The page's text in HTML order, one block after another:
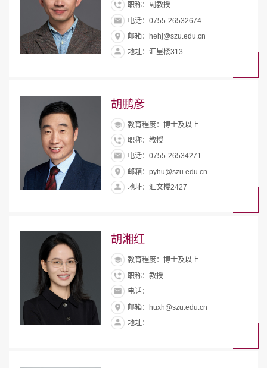
职称：副教授
电话：0755-26532674
邮箱：hehj@szu.edu.cn
地址：汇星楼313
胡鹏彦
教育程度：博士及以上
职称：教授
电话：0755-26534271
邮箱：pyhu@szu.edu.cn
地址：汇文楼2427
胡湘红
教育程度：博士及以上
职称：教授
电话：
邮箱：huxh@szu.edu.cn
地址：